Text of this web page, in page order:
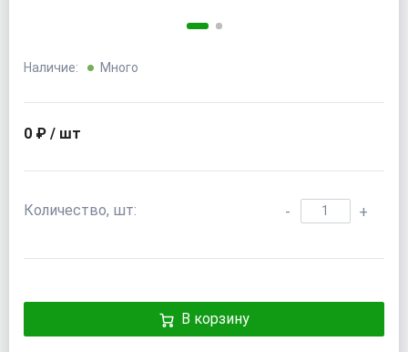
Наличие: Много
0 ₽ / шт
Количество, шт: - +
В корзину